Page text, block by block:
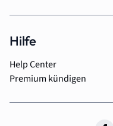
Hilfe
Help Center
Premium kündigen